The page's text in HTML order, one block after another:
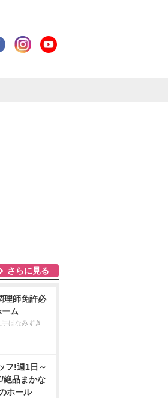
さらに見る
理師免許必
ム
はなみずき
フ!週1日～
絶品まかな
ホール